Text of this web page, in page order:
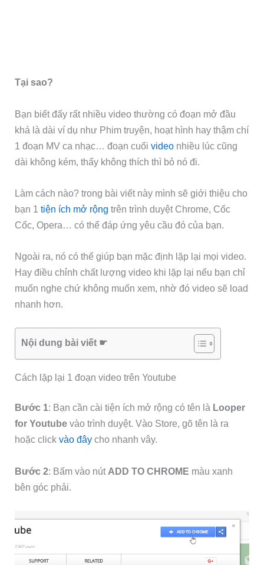
Tại sao?
Bạn biết đấy rất nhiều video thường có đoạn mở đầu
khá là dài ví dụ như Phim truyện, hoạt hình hay thậm chí
1 đoạn MV ca nhạc… đoạn cuốivideo nhiều lúc cũng
dài không kém, thấy không thích thì bỏ nó đi.
Làm cách nào? trong bài viết này mình sẽ giới thiệu cho
bạn 1tiện ích mở rộng trên trình duyệt Chrome, Cốc
Cốc, Opera… có thể đáp ứng yêu cầu đó của bạn.
Ngoài ra, nó có thể giúp bạn mặc định lặp lại mọi video.
Hay điều chỉnh chất lượng video khi lặp lại nếu bạn chỉ
muốn nghe chứ không muốn xem, nhờ đó video sẽ load
nhanh hơn.
Nội dung bài viết ☛
Cách lặp lại 1 đoạn video trên Youtube
Bước 1: Bạn cần cài tiện ích mở rộng có tên là Looper
for Youtube vào trình duyệt. Vào Store, gõ tên là ra
hoặc clickvào đây cho nhanh vây.
Bước 2: Bấm vào nút ADD TO CHROME màu xanh
bên góc phải.